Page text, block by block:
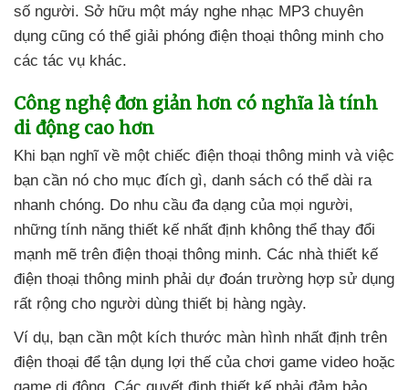
số người. Sở hữu một máy nghe nhạc MP3 chuyên
dụng cũng có thể giải phóng điện thoại thông minh cho
các tác vụ khác.
Công nghệ đơn giản hơn có nghĩa là tính
di động cao hơn
Khi bạn nghĩ về một chiếc điện thoại thông minh và việc
bạn cần nó cho mục đích gì, danh sách có thể dài ra
nhanh chóng. Do nhu cầu đa dạng của mọi người,
những tính năng thiết kế nhất định không thể thay đổi
mạnh mẽ trên điện thoại thông minh. Các nhà thiết kế
điện thoại thông minh phải dự đoán trường hợp sử dụng
rất rộng cho người dùng thiết bị hàng ngày.
Ví dụ, bạn cần một kích thước màn hình nhất định trên
điện thoại để tận dụng lợi thế của chơi game video hoặc